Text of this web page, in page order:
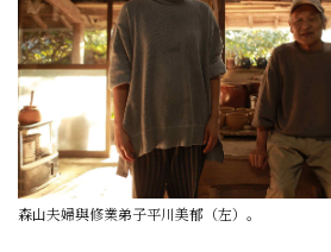
森山夫婦與修業弟子平川美郁（左）。